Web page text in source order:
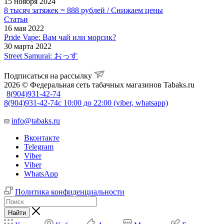
8 тысяч затяжек = 888 рублей / Снижаем цены
Статьи
16 мая 2022
Pride Vape: Вам чай или морсик?
30 марта 2022
Street Samurai: おっす
Подписаться на рассылку
2026 © Федеральная сеть табачных магазинов Tabaks.ru
8(904)931-42-74
8(904)931-42-74с 10:00 до 22:00 (viber, whatsapp)
info@tabaks.ru
Вконтакте
Telegram
Viber
Viber
WhatsApp
Политика конфиденциальности
Найти